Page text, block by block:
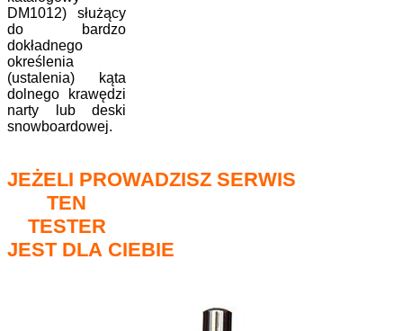
DM1012) służący
do bardzo
dokładnego
określenia
(ustalenia) kąta
dolnego krawędzi
narty lub deski
snowboardowej.
JEŻELI PROWADZISZ SERWIS
TEN
TESTER
JEST DLA CIEBIE